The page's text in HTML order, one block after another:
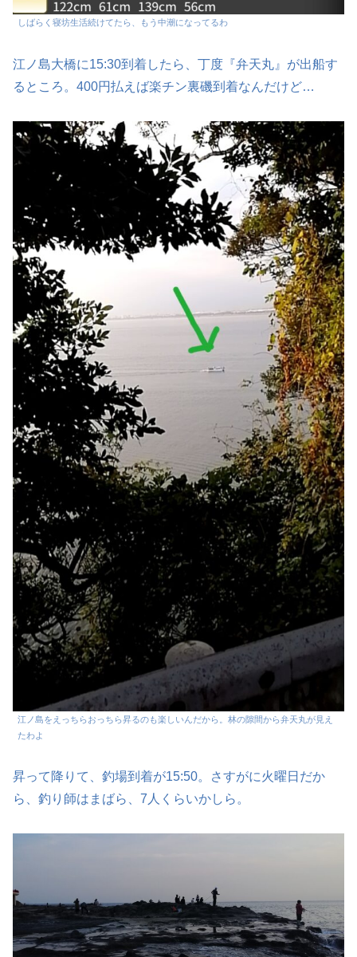
しばらく寝坊生活続けてたら、もう中潮になってるわ
江ノ島大橋に15:30到着したら、丁度『弁天丸』が出船す
るところ。400円払えば楽チン裏磯到着なんだけど…
江ノ島をえっちらおっちら昇るのも楽しいんだから。林の隙間から弁天丸が見え
たわよ
昇って降りて、釣場到着が15:50。さすがに火曜日だか
ら、釣り師はまばら、7人くらいかしら。